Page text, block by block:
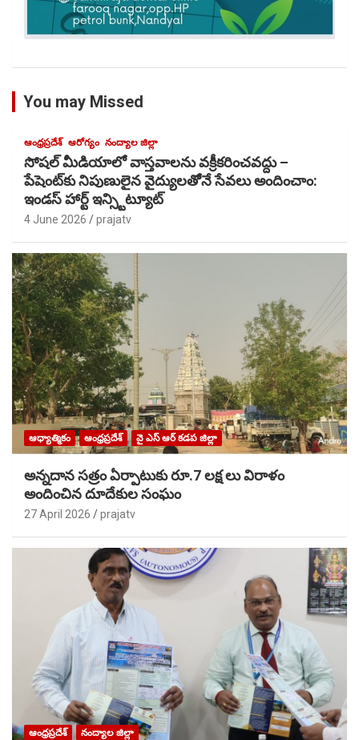
You may Missed
ఆంధ్రప్రదేశ్ ఆరోగ్యం నంద్యాల జిల్లా
సోషల్ మీడియాలో వాస్తవాలను వక్రీకరించవద్దు –
పేషెంట్‌కు నిపుణులైన వైద్యులతోెనే సేవలు అందించాం:
ఇండస్ హార్ట్ ఇన్స్టిట్యూట్
4 June 2026 prajatv
ఆధ్యాత్మికం ఆంధ్రప్రదేశ్ వై ఎస్ ఆర్ కడప జిల్లా
అన్నదాన సత్రం ఏర్పాటుకు రూ.7 లక్ష లు విరాళం
అందించిన దూదేకుల సంఘం
27 April 2026 prajatv
ఆంధ్రప్రదేశ్ నంద్యాల జిల్లా